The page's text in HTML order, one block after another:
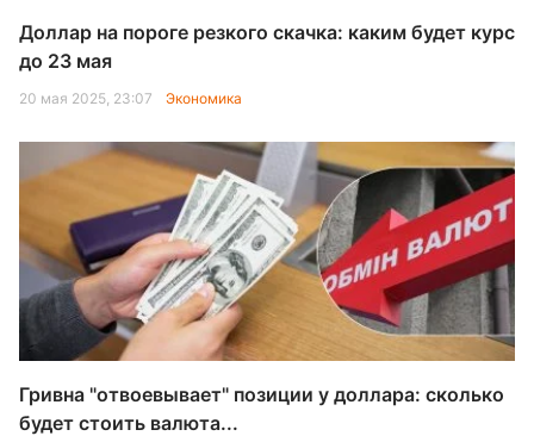
Доллар на пороге резкого скачка: каким будет курс
до 23 мая
20 мая 2025, 23:07 Экономика
Гривна "отвоевывает" позиции у доллара: сколько
будет стоить валюта...